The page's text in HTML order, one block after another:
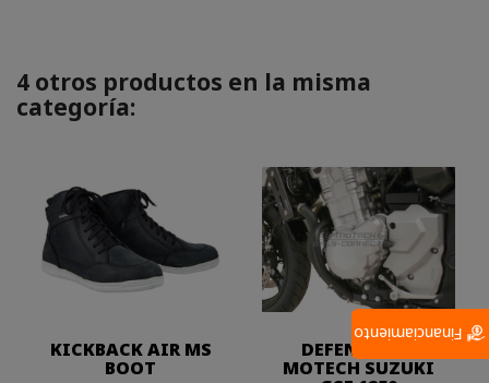
4 otros productos en la misma
categoría:
KICKBACK AIR MS
BOOT
DEFENSA SW
MOTECH SUZUKI
Financiamiento